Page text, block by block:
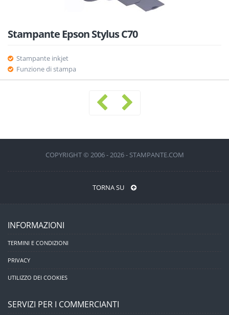
Stampante Epson Stylus C70
Stampante inkjet
Funzione di stampa
COPYRIGHT © 2006 - 2026 - STAMPANTE.COM
TORNA SU
INFORMAZIONI
TERMINI E CONDIZIONI
PRIVACY
UTILIZZO DEI COOKIES
SERVIZI PER I COMMERCIANTI